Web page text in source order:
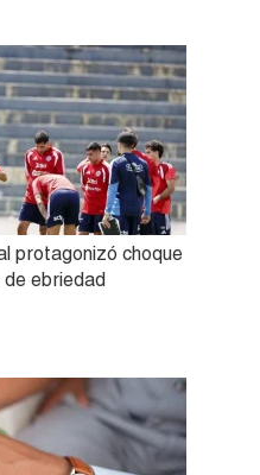
protagonizó choque
ebriedad